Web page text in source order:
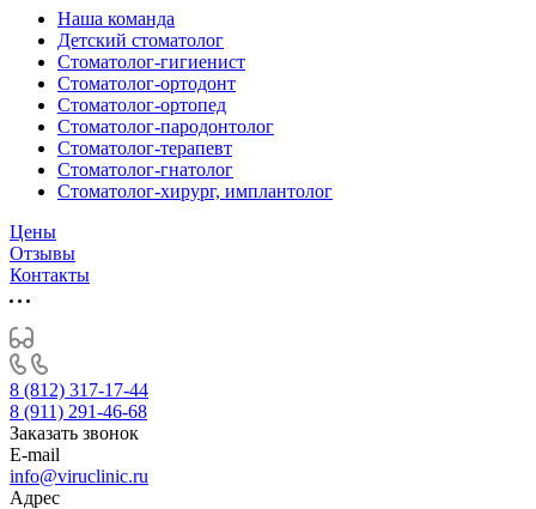
Наша команда
Детский стоматолог
Стоматолог-гигиенист
Стоматолог-ортодонт
Стоматолог-ортопед
Стоматолог-пародонтолог
Стоматолог-терапевт
Стоматолог-гнатолог
Стоматолог-хирург, имплантолог
Цены
Отзывы
Контакты
8 (812) 317-17-44
8 (911) 291-46-68
Заказать звонок
E-mail
info@viruclinic.ru
Адрес